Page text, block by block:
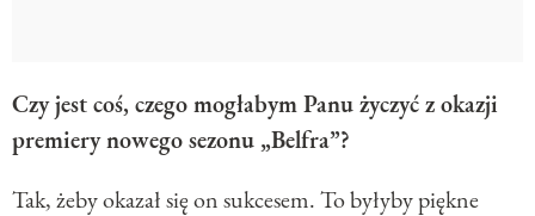
Czy jest coś, czego mogłabym Panu życzyć z okazji
premiery nowego sezonu „Belfra”?
Tak, żeby okazał się on sukcesem. To byłyby piękne